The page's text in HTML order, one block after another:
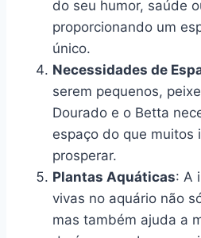
do seu humor, saúde
proporcionando um
único.
Necessidades de
serem pequenos,
Dourado e o Betta
espaço do que muitos
prosperar.
Plantas Aquáticas: A
vivas no aquário não
mas também ajuda a